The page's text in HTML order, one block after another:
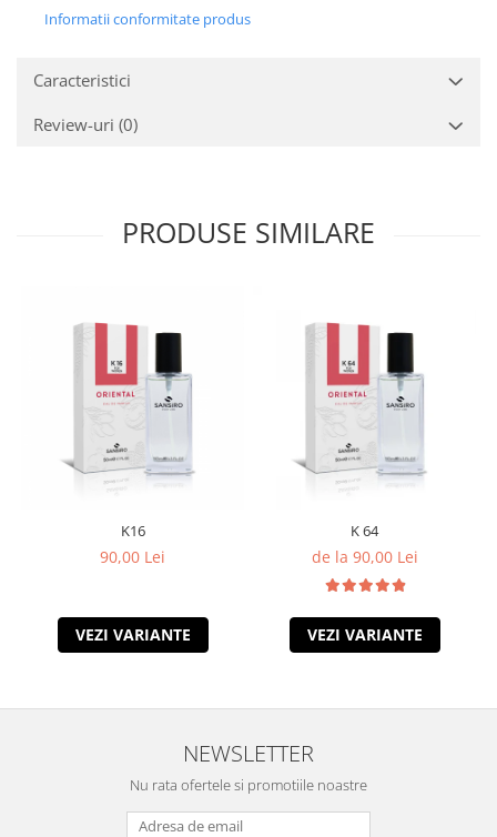
Informatii conformitate produs
Caracteristici
Review-uri (0)
PRODUSE SIMILARE
K16
90,00 Lei
VEZI VARIANTE
K 64
de la 90,00 Lei
VEZI VARIANTE
NEWSLETTER
Nu rata ofertele si promotiile noastre